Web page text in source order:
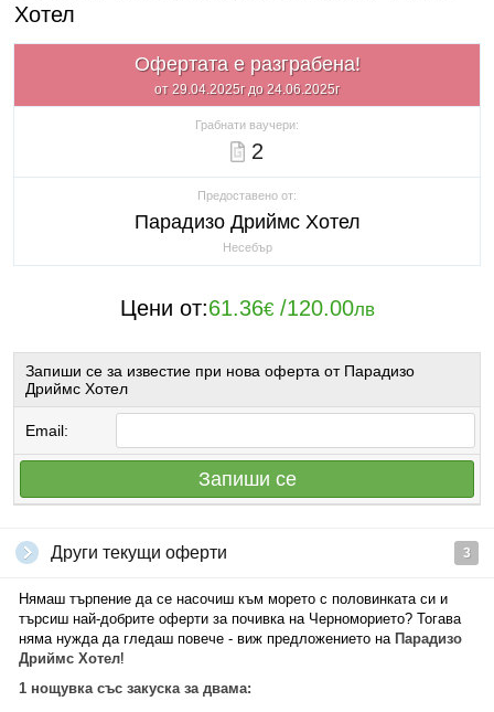
Хотел
Офертата е разграбена!
от 29.04.2025г до 24.06.2025г
Грабнати ваучери:
2
Предоставено от:
Парадизо Дриймс Хотел
Несебър
Цени от:61.36€/120.00лв
Запиши се за известие при нова оферта от Парадизо
Дриймс Хотел
Email:
Запиши се
Други текущи оферти 3
Нямаш търпение да се насочиш към морето с половинката си и
търсиш най-добрите оферти за почивка на Черноморието? Тогава
няма нужда да гледаш повече - виж предложението на Парадизо
Дриймс Хотел!
1 нощувка със закуска за двама: